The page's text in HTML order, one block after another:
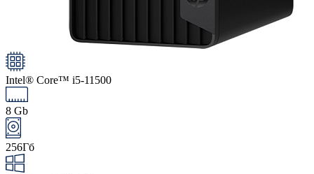
Intel® Core™ i5-11500
8 Gb
256Гб